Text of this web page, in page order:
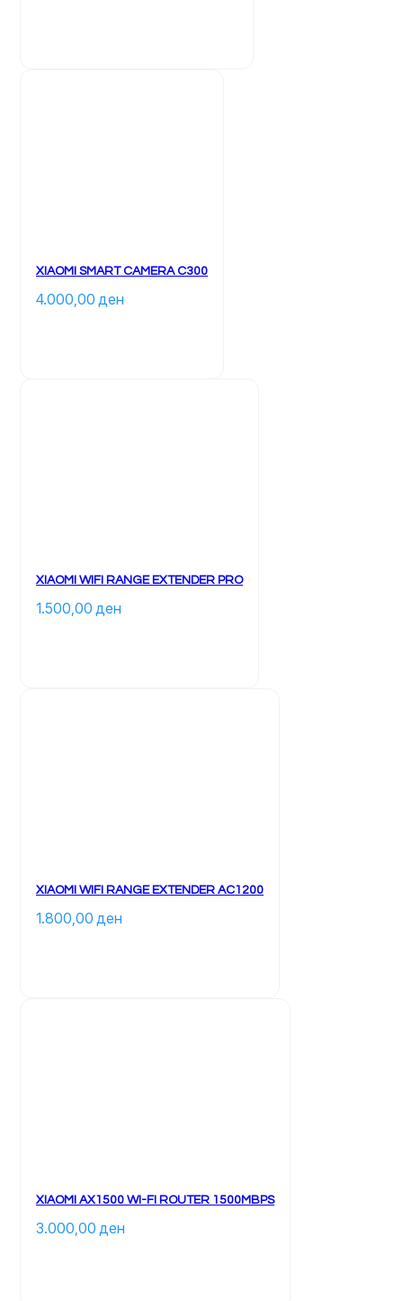
XIAOMI SMART CAMERA C300
4.000,00 ден
XIAOMI WIFI RANGE EXTENDER PRO
1.500,00 ден
XIAOMI WIFI RANGE EXTENDER AC1200
1.800,00 ден
XIAOMI AX1500 WI-FI ROUTER 1500MBPS
3.000,00 ден